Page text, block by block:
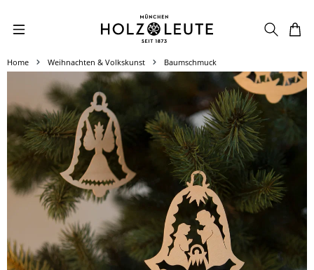
Zum Hauptinhalt springen
Home Weihnachten & Volkskunst Baumschmuck
Bildergalerie überspringen